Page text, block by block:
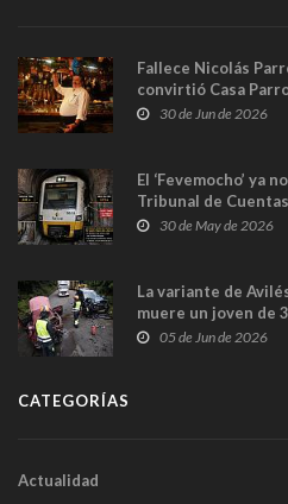
Fallece Nicolás
convirtió Casa
en Madrid
30 de Jun de 2026
El ‘Fevemocho’ ya
Tribunal de
sobrecoste de los
30 de May de 2026
La variante de
muere un joven de
frontal
05 de Jun de 2026
CATEGORÍAS
Actualidad